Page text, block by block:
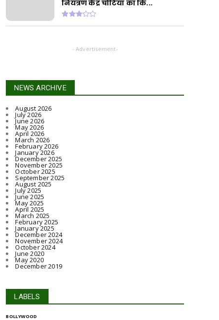
नियंत्रण केंद्र चोटिया का कि...
- Advertisement-
NEWS ARCHIVE
August 2026
July 2026
June 2026
May 2026
April 2026
March 2026
February 2026
January 2026
December 2025
November 2025
October 2025
September 2025
August 2025
July 2025
June 2025
May 2025
April 2025
March 2025
February 2025
January 2025
December 2024
November 2024
October 2024
June 2020
May 2020
December 2019
LABELS
BOLLYWOOD